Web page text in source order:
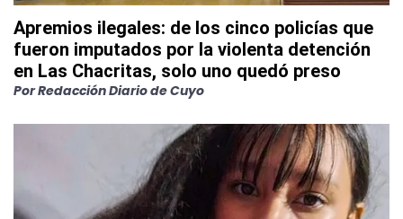
Apremios ilegales: de los cinco policías que
fueron imputados por la violenta detención
en Las Chacritas, solo uno quedó preso
PorRedacción Diario de Cuyo